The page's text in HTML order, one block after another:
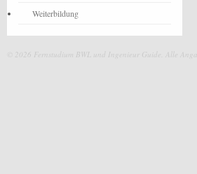
Weiterbildung
© 2026 Fernstudium BWL und Ingenieur Guide. Alle